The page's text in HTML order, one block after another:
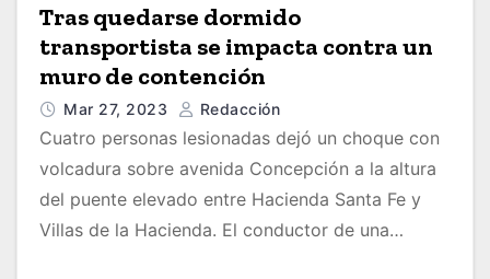
Tras quedarse dormido
transportista se impacta contra un
muro de contención
Mar 27, 2023 Redacción
Cuatro personas lesionadas dejó un choque con
volcadura sobre avenida Concepción a la altura
del puente elevado entre Hacienda Santa Fe y
Villas de la Hacienda. El conductor de una…